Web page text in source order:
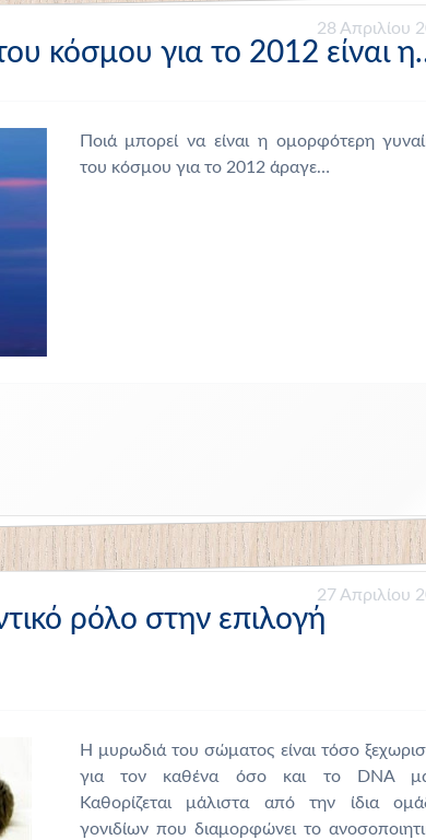
28 Απριλίου
κόσμου για το 2012 είναι
Ποιά μπορεί να είναι η ομορφότερη
του κόσμου για το 2012 άραγε…
27 Απριλίου
ρόλο στην επιλογή
Η μυρωδιά του σώματος είναι τόσο
για τον καθένα όσο και το DNA
Καθορίζεται μάλιστα από την ίδια
γονιδίων που διαμορφώνει το